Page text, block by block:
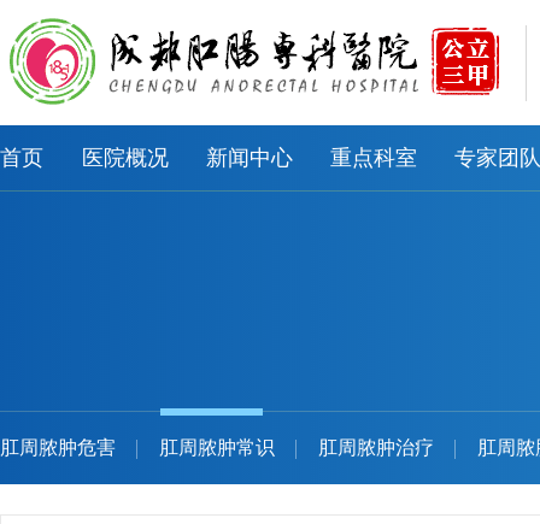
首页 医院概况 新闻中心 重点科室 专家团队
肛周脓肿危害 肛周脓肿常识 肛周脓肿治疗 肛周